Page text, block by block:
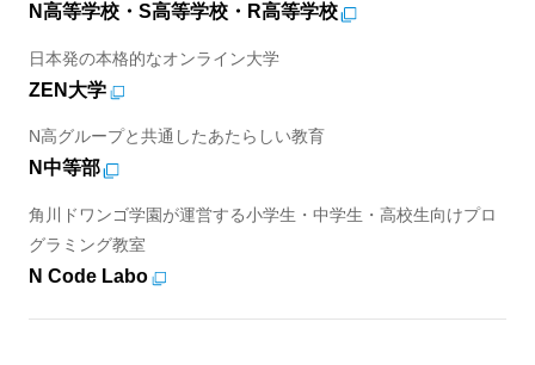
N高等学校・S高等学校・R高等学校
日本発の本格的なオンライン大学
ZEN大学
N高グループと共通したあたらしい教育
N中等部
角川ドワンゴ学園が運営する小学生・中学生・高校生向けプロ
グラミング教室
N Code Labo